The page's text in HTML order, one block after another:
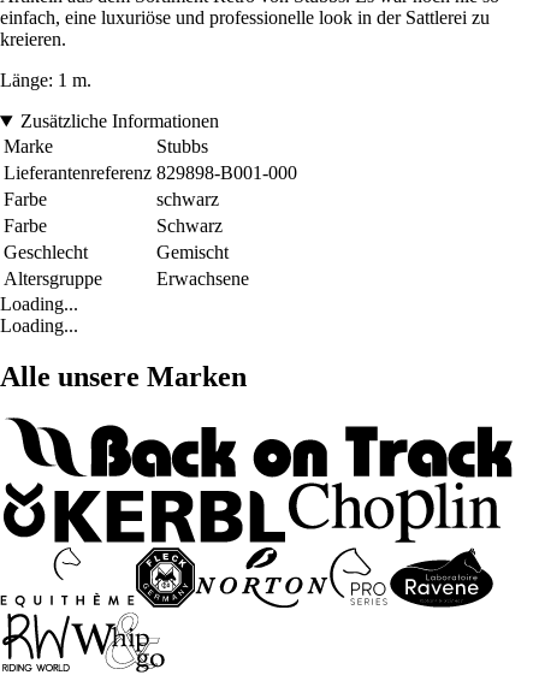
einfach, eine luxuriöse und professionelle look in der Sattlerei zu
kreieren.
Länge: 1 m.
Zusätzliche Informationen
Marke
Stubbs
Lieferantenreferenz 829898-B001-000
Farbe
schwarz
Farbe
Schwarz
Geschlecht
Gemischt
Altersgruppe
Erwachsene
Loading...
Loading...
Alle unsere Marken